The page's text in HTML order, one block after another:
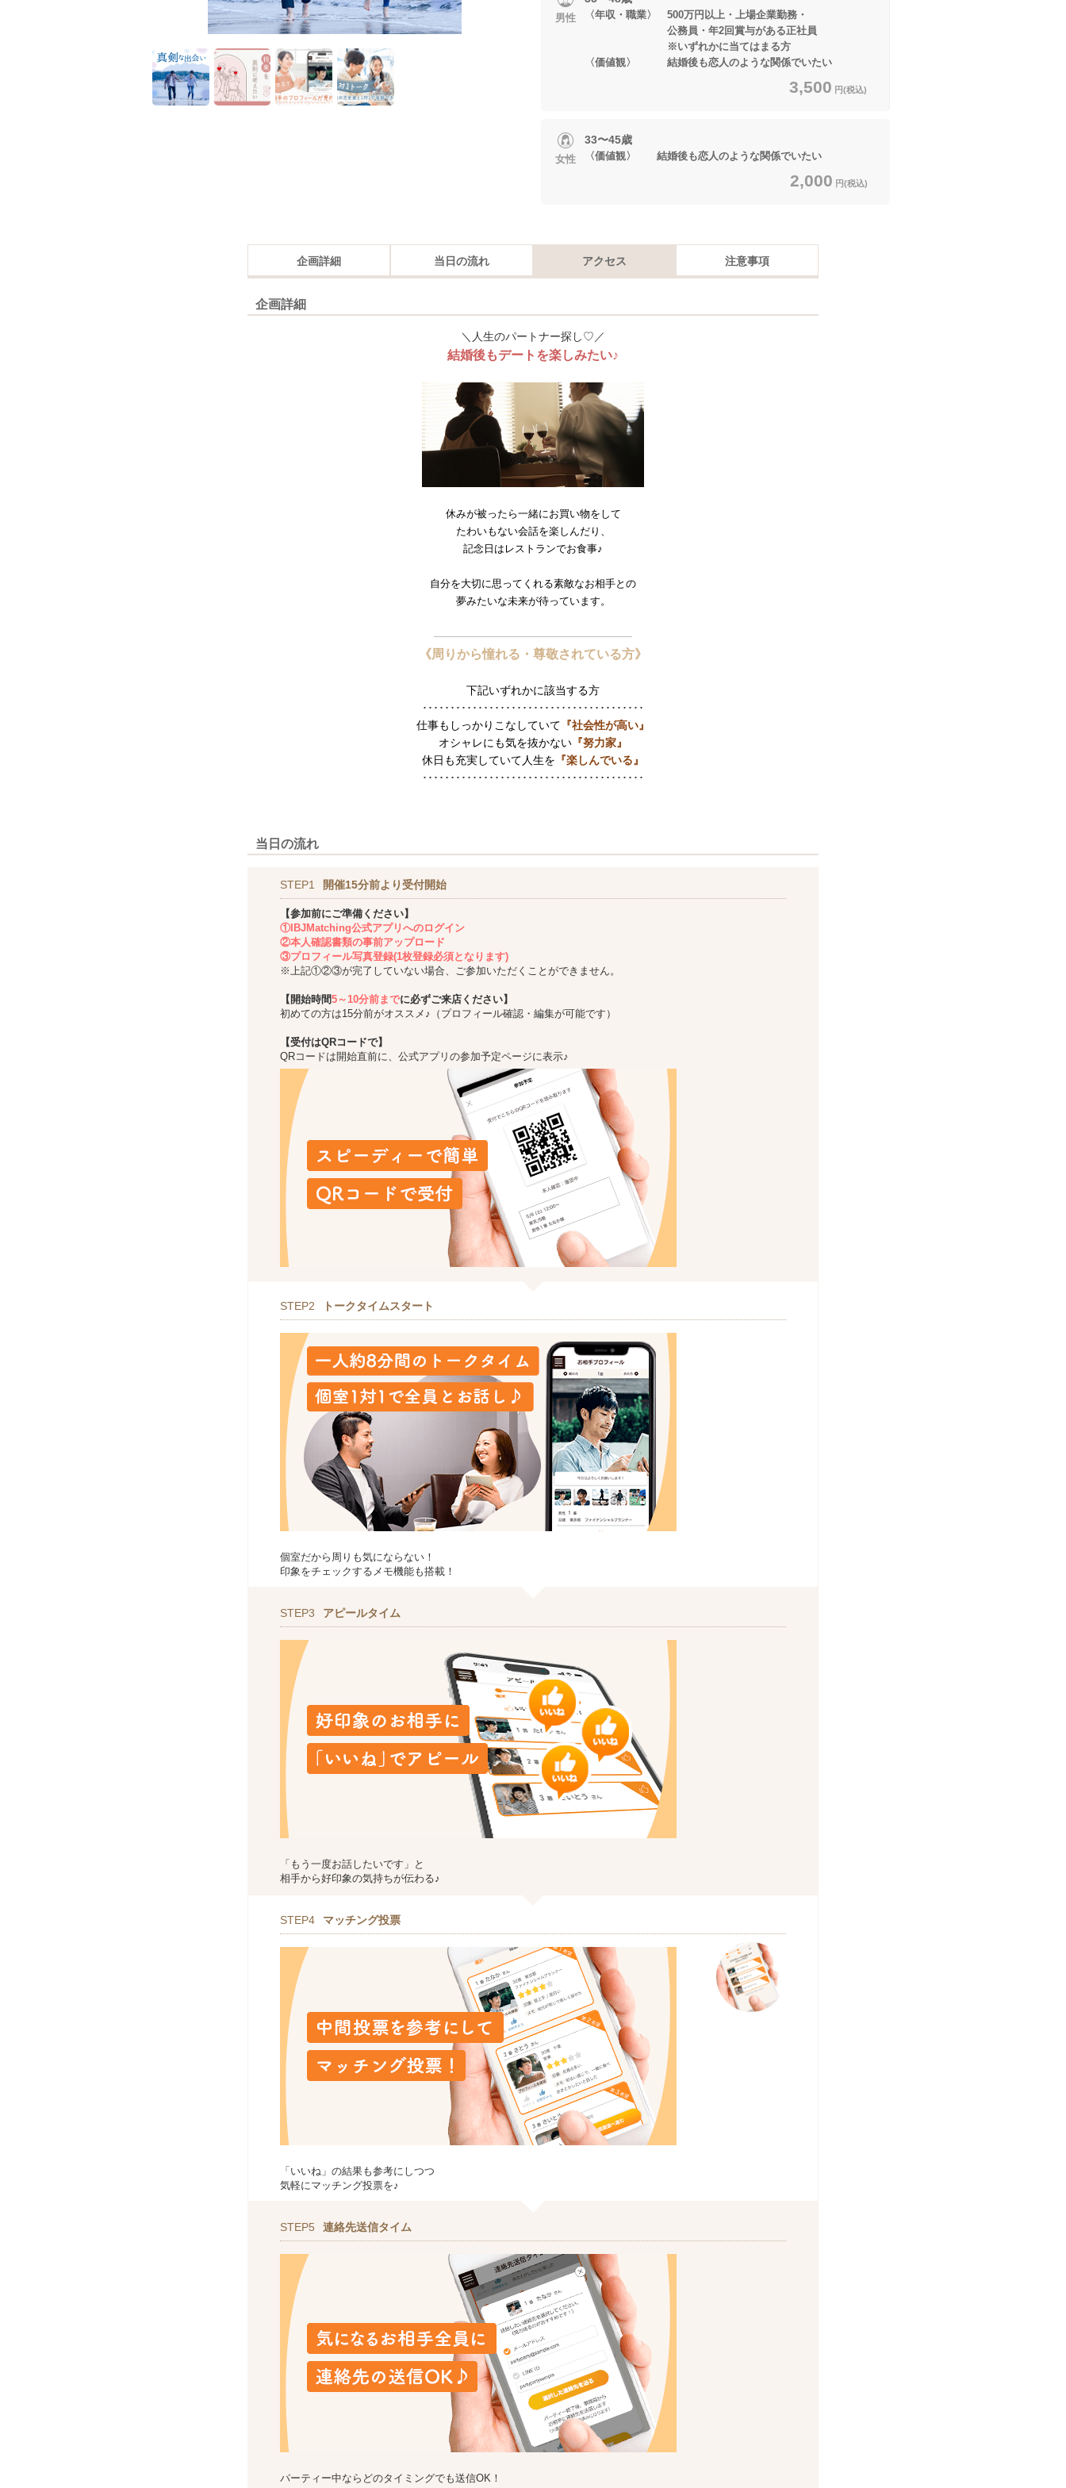
男性
〈年収・職業〉 500万円以上・上場企業勤務・
公務員・年2回賞与がある正社員
※いずれかに当てはまる方
〈価値観〉 結婚後も恋人のような関係でいたい
3,500 円(税込)
女性
33〜45歳
〈価値観〉 結婚後も恋人のような関係でいたい
2,000 円(税込)
企画詳細 当日の流れ アクセス 注意事項
企画詳細
＼人生のパートナー探し♡／
結婚後もデートを楽しみたい♪
休みが被ったら一緒にお買い物をして
たわいもない会話を楽しんだり、
記念日はレストランでお食事♪
自分を大切に思ってくれる素敵なお相手との
夢みたいな未来が待っています。
《周りから憧れる・尊敬されている方》
下記いずれかに該当する方
････････････････････････････････････････
仕事もしっかりこなしていて 『社会性が高い』
オシャレにも気を抜かない 『努力家』
休日も充実していて人生を 『楽しんでいる』
････････････････････････････････････････
当日の流れ
STEP1 開催15分前より受付開始
【参加前にご準備ください】
①IBJMatching公式アプリへのログイン
②本人確認書類の事前アップロード
③プロフィール写真登録(1枚登録必須となります)
※上記①②③が完了していない場合、ご参加いただくことができません。
【開始時間5～10分前までに必ずご来店ください】
初めての方は15分前がオススメ♪（プロフィール確認・編集が可能です）
【受付はQRコードで】
QRコードは開始直前に、公式アプリの参加予定ページに表示♪
STEP2 トークタイムスタート
個室だから周りも気にならない！
印象をチェックするメモ機能も搭載！
STEP3 アピールタイム
「もう一度お話したいです」と
相手から好印象の気持ちが伝わる♪
STEP4 マッチング投票
「いいね」の結果も参考にしつつ
気軽にマッチング投票を♪
STEP5 連絡先送信タイム
パーティー中ならどのタイミングでも送信OK！